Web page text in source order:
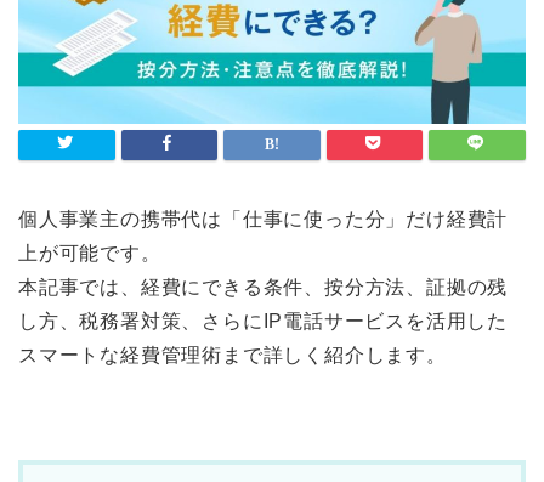
個人事業主の携帯代は「仕事に使った分」だけ経費計
上が可能です。
本記事では、経費にできる条件、按分方法、証拠の残
し方、税務署対策、さらにIP電話サービスを活用した
スマートな経費管理術まで詳しく紹介します。